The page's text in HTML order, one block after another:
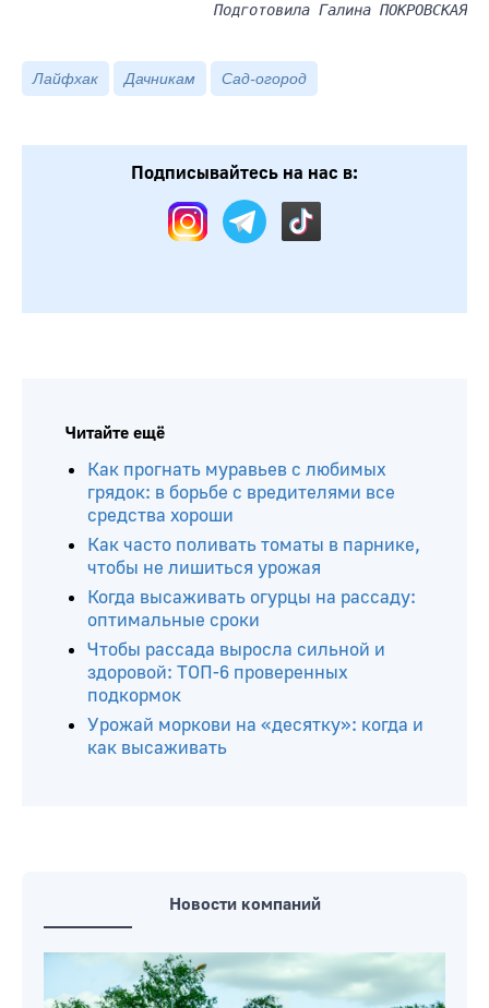
Подготовила Галина ПОКРОВСКАЯ
Лайфхак Дачникам Сад-огород
Подписывайтесь на нас в:
Читайте ещё
Как прогнать муравьев с любимых
грядок: в борьбе с вредителями все
средства хороши
Как часто поливать томаты в парнике,
чтобы не лишиться урожая
Когда высаживать огурцы на рассаду:
оптимальные сроки
Чтобы рассада выросла сильной и
здоровой: ТОП-6 проверенных
подкормок
Урожай моркови на «десятку»: когда и
как высаживать
Новости компаний